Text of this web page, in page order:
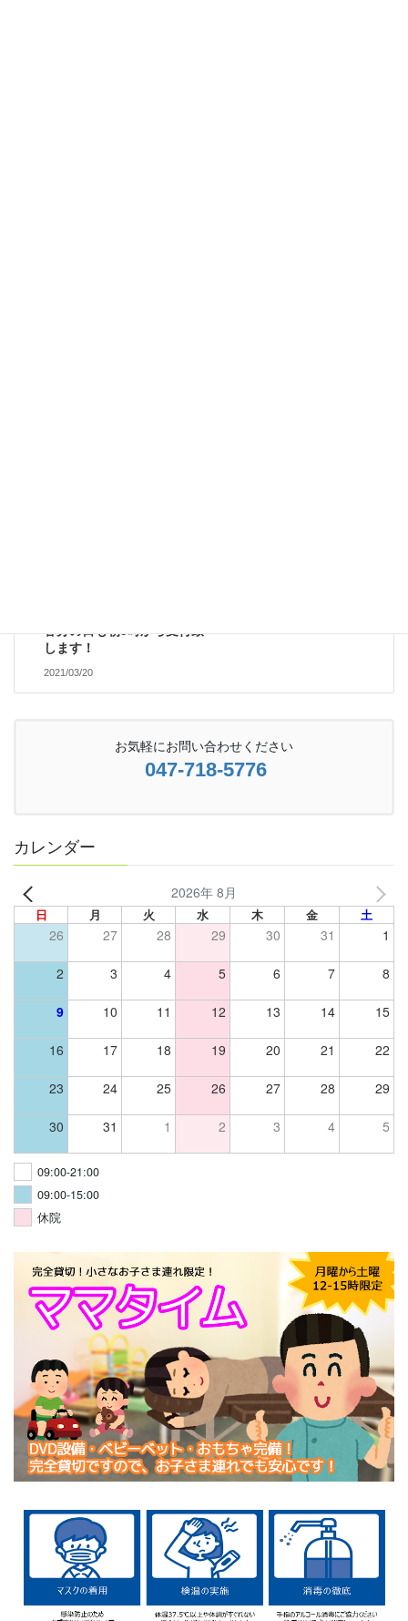
春分の日も朝9時から受付致
します！
2021/03/20
お気軽にお問い合わせください
047-718-5776
カレンダー
2026年 8月
日 月 火 水 木 金 土
26 27 28 29 30 31 1
2 3 4 5 6 7 8
9 10 11 12 13 14 15
16 17 18 19 20 21 22
23 24 25 26 27 28 29
30 31 1 2 3 4 5
09:00-21:00
09:00-15:00
休院